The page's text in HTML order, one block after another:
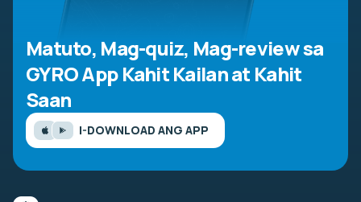
Matuto, Mag-quiz, Mag-review sa
GYRO AppKahit Kailan at Kahit
Saan
I-DOWNLOAD ANG APP